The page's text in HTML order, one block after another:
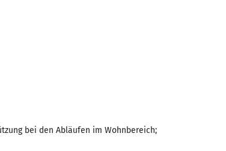
bei den Abläufen im Wohnbereich;